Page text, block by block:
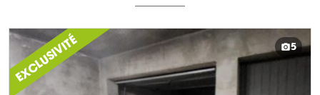
EXCLUSIVITÉ 5